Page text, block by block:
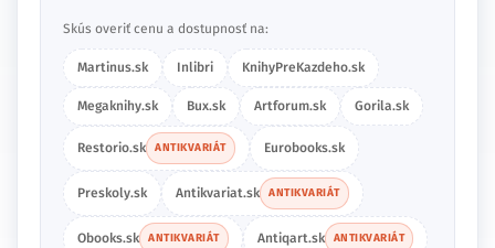
Skús overiť cenu a dostupnosť na:
Martinus.sk Inlibri KnihyPreKazdeho.sk
Megaknihy.sk Bux.sk Artforum.sk Gorila.sk
Restorio.sk ANTIKVARIÁT Eurobooks.sk
Preskoly.sk Antikvariat.sk ANTIKVARIÁT
Obooks.sk ANTIKVARIÁT Antiqart.sk ANTIKVARIÁT